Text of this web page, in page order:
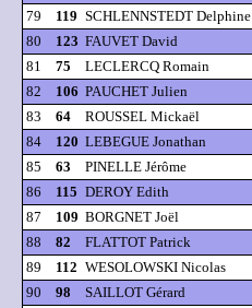
79
119 SCHLENNSTEDT Delphine
80
123 FAUVET David
81
75 LECLERCQ Romain
82
106 PAUCHET Julien
83
64 ROUSSEL Mickaël
84
120 LEBEGUE Jonathan
85
63 PINELLE Jérôme
86
115 DEROY Edith
87
109 BORGNET Joël
88
82 FLATTOT Patrick
89
112 WESOLOWSKI Nicolas
90
98 SAILLOT Gérard